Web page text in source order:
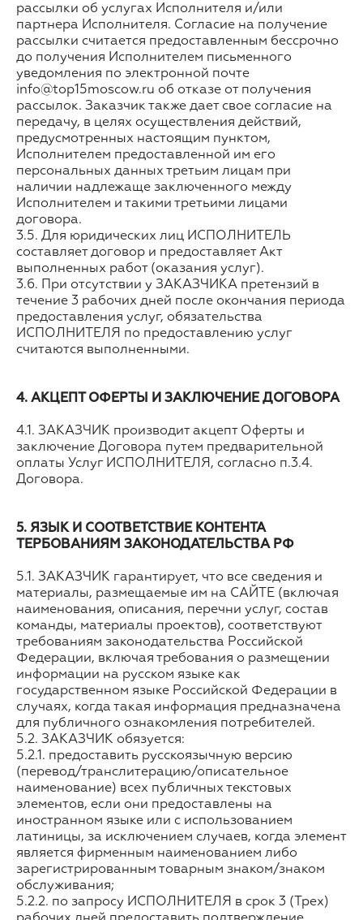
рассылки об услугах Исполнителя и/или
партнера Исполнителя. Согласие на получение
рассылки считается предоставленным бессрочно
до получения Исполнителем письменного
уведомления по электронной почте
info@top15moscow.ru об отказе от получения
рассылок. Заказчик также дает свое согласие на
передачу, в целях осуществления действий,
предусмотренных настоящим пунктом,
Исполнителем предоставленной им его
персональных данных третьим лицам при
наличии надлежаще заключенного между
Исполнителем и такими третьими лицами
договора.
3.5. Для юридических лиц ИСПОЛНИТЕЛЬ
составляет договор и предоставляет Акт
выполненных работ (оказания услуг).
3.6. При отсутствии у ЗАКАЗЧИКА претензий в
течение 3 рабочих дней после окончания периода
предоставления услуг, обязательства
ИСПОЛНИТЕЛЯ по предоставлению услуг
считаются выполненными.
4. АКЦЕПТ ОФЕРТЫ И ЗАКЛЮЧЕНИЕ ДОГОВОРА
4.1. ЗАКАЗЧИК производит акцепт Оферты и
заключение Договора путем предварительной
оплаты Услуг ИСПОЛНИТЕЛЯ, согласно п.3.4.
Договора.
5. ЯЗЫК И СООТВЕТСТВИЕ КОНТЕНТА
ТЕРБОВАНИЯМ ЗАКОНОДАТЕЛЬСТВА РФ
5.1. ЗАКАЗЧИК гарантирует, что все сведения и
материалы, размещаемые им на САЙТЕ (включая
наименования, описания, перечни услуг, состав
команды, материалы проектов), соответствуют
требованиям законодательства Российской
Федерации, включая требования о размещении
информации на русском языке как
государственном языке Российской Федерации в
случаях, когда такая информация предназначена
для публичного ознакомления потребителей.
5.2. ЗАКАЗЧИК обязуется:
5.2.1. предоставить русскоязычную версию
(перевод/транслитерацию/описательное
наименование) всех публичных текстовых
элементов, если они предоставлены на
иностранном языке или с использованием
латиницы, за исключением случаев, когда элемент
является фирменным наименованием либо
зарегистрированным товарным знаком/знаком
обслуживания;
5.2.2. по запросу ИСПОЛНИТЕЛЯ в срок 3 (Трех)